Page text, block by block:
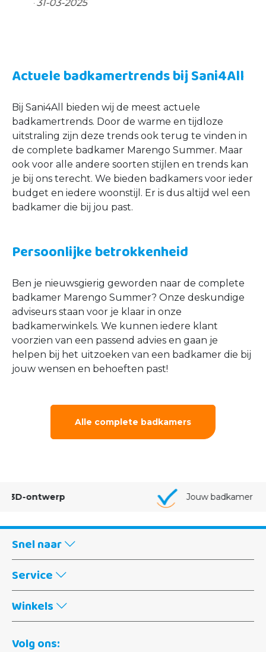
Actuele badkamertrends bij Sani4All
Bij Sani4All bieden wij de meest actuele
badkamertrends. Door de warme en tijdloze
uitstraling zijn deze trends ook terug te vinden in
de complete badkamer Marengo Summer. Maar
ook voor alle andere soorten stijlen en trends kan
je bij ons terecht. We bieden badkamers voor ieder
budget en iedere woonstijl. Er is dus altijd wel een
badkamer die bij jou past.
Persoonlijke betrokkenheid
Ben je nieuwsgierig geworden naar de complete
badkamer Marengo Summer? Onze deskundige
adviseurs staan voor je klaar in onze
badkamerwinkels. We kunnen iedere klant
voorzien van een passend advies en gaan je
helpen bij het uitzoeken van een badkamer die bij
jouw wensen en behoeften past!
Alle complete badkamers
A-Z gemonteerd
Snel naar
Service
Winkels
Volg ons: